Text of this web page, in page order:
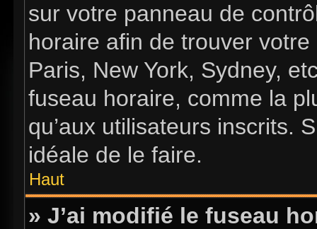
sur votre panneau de
horaire afin de trouver
Paris, New York, Sydney,
fuseau horaire, comme la
qu’aux utilisateurs inscrits.
idéale de le faire.
Haut
» J’ai modifié le fuseau